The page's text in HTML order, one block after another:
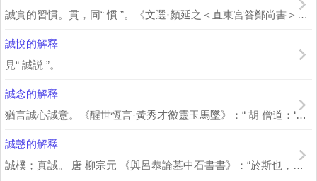
誠實的習慣。貫，同“ 慣 ”。《文選·顏延之＜直東宮答鄭尚書＞詩》：“知言有誠...
誠悅的解釋
見“ 誠説 ”。
誠念的解釋
猶言誠心誠意。《醒世恆言·黃秀才徼靈玉馬墜》：“ 胡 僧道：‘汝誠念皈我，但尚...
誠愨的解釋
誠樸；真誠。 唐 柳宗元 《與呂恭論墓中石書書》：“於斯也，慮善善之過而莫之省，...